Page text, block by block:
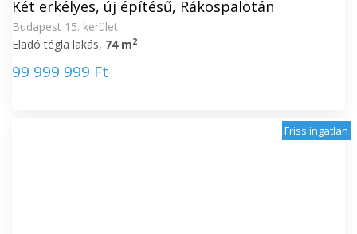
Két erkélyes, új építésű, Rákospalotán
Budapest 15. kerület
Eladó tégla lakás, 74 m2
99 999 999 Ft
Friss ingatlan